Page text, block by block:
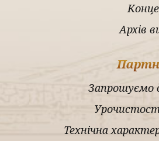
Архів
Запрошуємо
Технічна